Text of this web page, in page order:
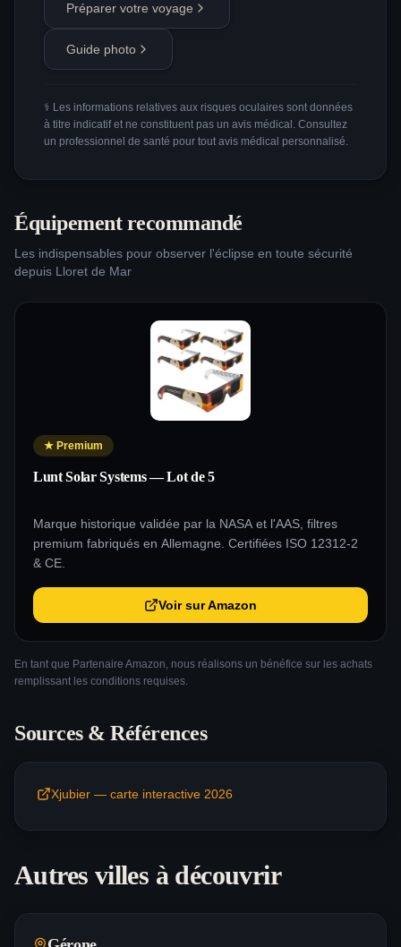
Préparer votre voyage
Guide photo
⚕️ Les informations relatives aux risques oculaires sont données
à titre indicatif et ne constituent pas un avis médical. Consultez
un professionnel de santé pour tout avis médical personnalisé.
Équipement recommandé
Les indispensables pour observer l'éclipse en toute sécurité
depuis Lloret de Mar
★ Premium
Lunt Solar Systems — Lot de 5
Marque historique validée par la NASA et l'AAS, filtres
premium fabriqués en Allemagne. Certifiées ISO 12312-2
& CE.
Voir sur Amazon
En tant que Partenaire Amazon, nous réalisons un bénéfice sur les achats
remplissant les conditions requises.
Sources & Références
Xjubier — carte interactive 2026
Autres villes à découvrir